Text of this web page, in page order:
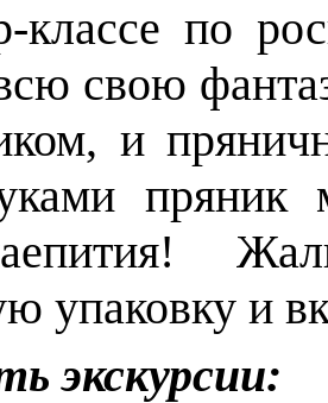
классе по
свою
и
пряник
упаковку и
экскурсии: